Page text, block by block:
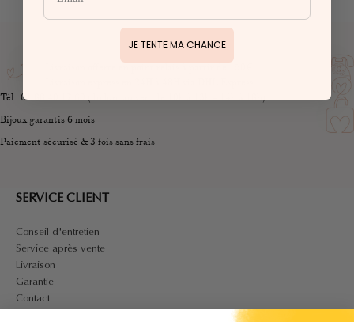
Tél : 01.88.40.17.60 (du lun. au ven. de 10h à 13h – 14h à 18h)
Bijoux garantis 6 mois
Paiement sécurisé & 3 fois sans frais
SERVICE CLIENT
Conseil d'entretien
Service après vente
Livraison
Garantie
Contact
JE TENTE MA CHANCE